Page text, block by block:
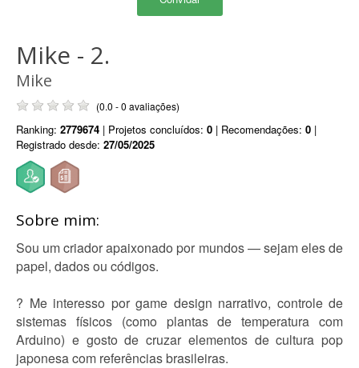
Mike - 2.
Mike
(0.0 - 0 avaliações)
Ranking: 2779674 | Projetos concluídos: 0 | Recomendações: 0 |
Registrado desde: 27/05/2025
Sobre mim:
Sou um criador apaixonado por mundos — sejam eles de
papel, dados ou códigos.
? Me interesso por game design narrativo, controle de
sistemas físicos (como plantas de temperatura com
Arduino) e gosto de cruzar elementos de cultura pop
japonesa com referências brasileiras.